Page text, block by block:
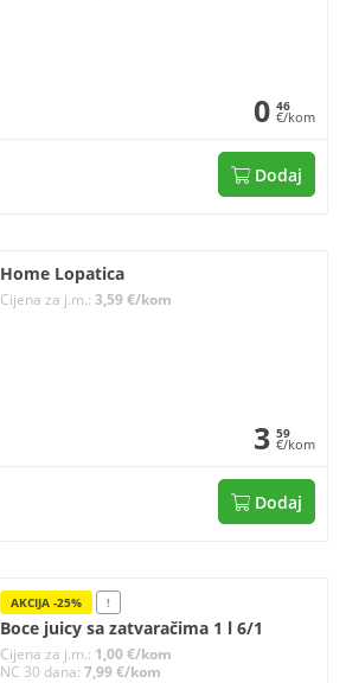
0 46
€/kom
Dodaj
Home Lopatica
Cijena za j.m.: 3,59 €/kom
3 59
€/kom
Dodaj
AKCIJA -25% !
Boce juicy sa zatvaračima 1 l 6/1
Cijena za j.m.: 1,00 €/kom
NC 30 dana: 7,99 €/kom